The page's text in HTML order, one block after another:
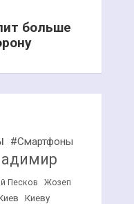
больше
#Смартфоны
Песков
Жозеп
Киеву